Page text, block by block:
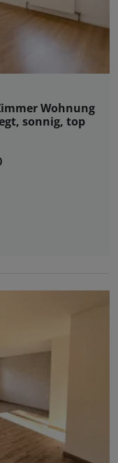
Wohnung
sonnig, top